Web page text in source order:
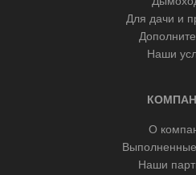
Для дачи и
Наши
О
Наши